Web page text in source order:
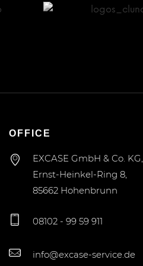
OFFICE
EXCASE GmbH & Co. KG,
Ernst-Heinkel-Ring 8,
85662 Hohenbrunn
08102 - 99 59 911
info@excase-service.de